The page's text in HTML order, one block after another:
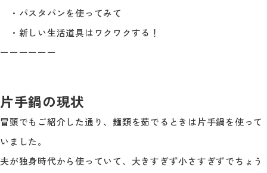
・パスタパンを使ってみて
・新しい生活道具はワクワクする！
ーーーーーー
片手鍋の現状
冒頭でもご紹介した通り、麺類を茹でるときは片手鍋を使って
いました。
夫が独身時代から使っていて、大きすぎず小さすぎずでちょう